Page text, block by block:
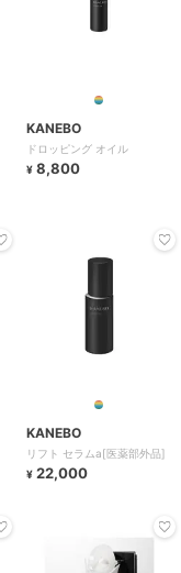
KANEBO
ドロッピング オイル
¥ 8,800
KANEBO
リフト セラムa[医薬部外品]
¥ 22,000